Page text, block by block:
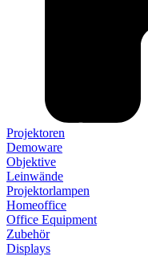
Projektoren
Demoware
Objektive
Leinwände
Projektorlampen
Homeoffice
Office Equipment
Zubehör
Displays